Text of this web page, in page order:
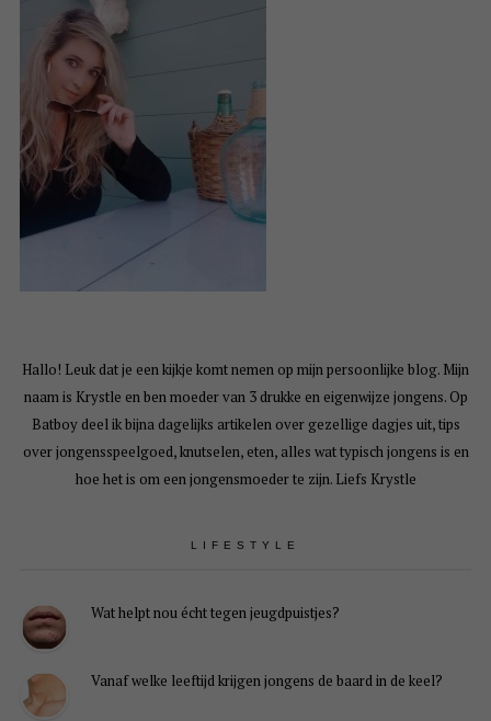
Hallo! Leuk dat je een kijkje komt nemen op mijn persoonlijke blog. Mijn
naam is Krystle en ben moeder van 3 drukke en eigenwijze jongens. Op
Batboy deel ik bijna dagelijks artikelen over gezellige dagjes uit, tips
over jongensspeelgoed, knutselen, eten, alles wat typisch jongens is en
hoe het is om een jongensmoeder te zijn. Liefs Krystle
LIFESTYLE
Wat helpt nou écht tegen jeugdpuistjes?
Vanaf welke leeftijd krijgen jongens de baard in de keel?